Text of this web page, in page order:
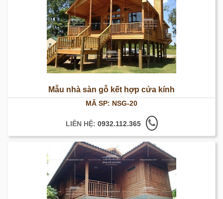
Mẫu nhà sàn gỗ kết hợp cửa kính
MÃ SP: NSG-20
LIÊN HỆ: 0932.112.365